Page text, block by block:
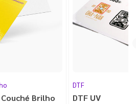
Brilho
DTF
DTF UV